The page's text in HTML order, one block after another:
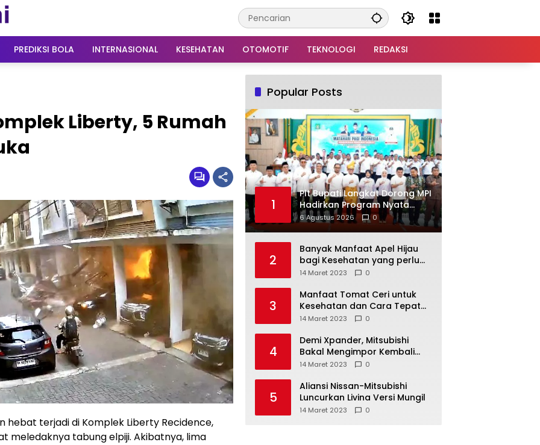
PREDIKSI BOLA INTERNASIONAL KESEHATAN OTOMOTIF TEKNOLOGI REDAKSI
Liberty, 5 Rumah
hebat terjadi di Komplek Liberty Recidence,
meledaknya tabung elpiji. Akibatnya, lima
Popular Posts
1
Plt Bupati Langkat Dorong MPI
Hadirkan Program Nyata
untuk Masyarakat
6 Agustus 2026 0
2
Banyak Manfaat Apel Hijau
bagi Kesehatan yang perlu
Anda ketahui
14 Maret 2023 0
3
Manfaat Tomat Ceri untuk
Kesehatan dan Cara Tepat
Mengonsumsinya
14 Maret 2023 0
4
Demi Xpander, Mitsubishi
Bakal Mengimpor Kembali
Pajero Sport
14 Maret 2023 0
5
Aliansi Nissan-Mitsubishi
Luncurkan Livina Versi Mungil
14 Maret 2023 0